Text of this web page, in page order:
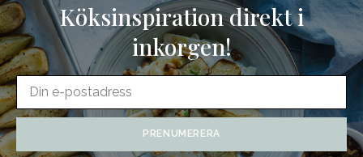
Köksinspiration direkt i
inkorgen!